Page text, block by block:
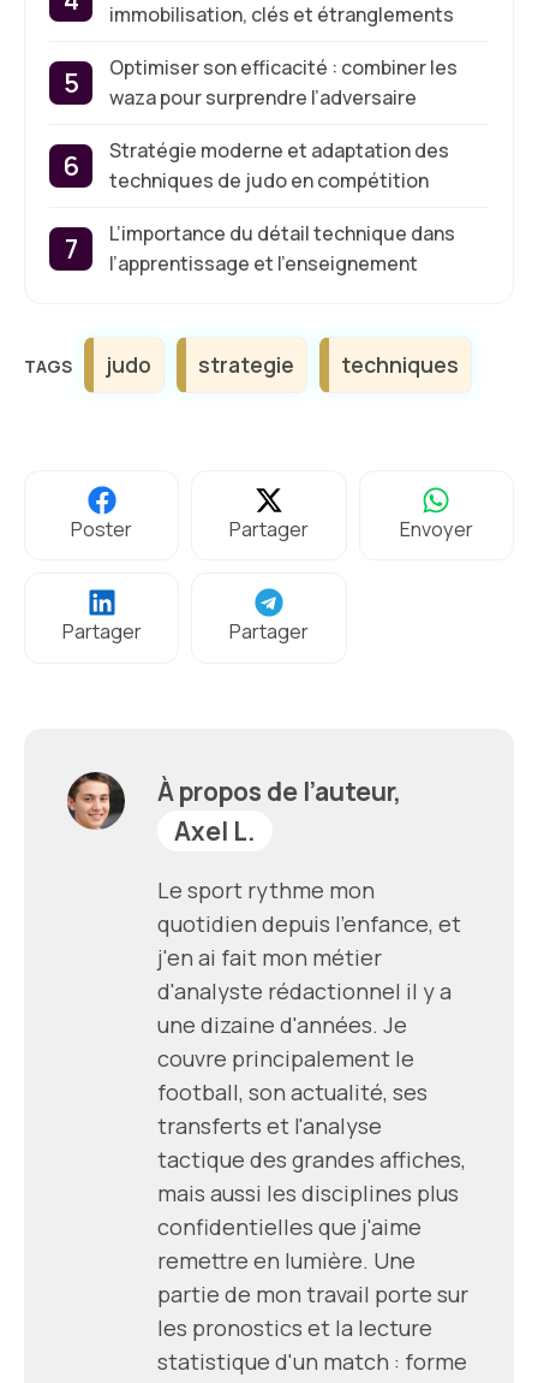
immobilisation, clés et étranglements
Optimiser son efficacité : combiner les
waza pour surprendre l’adversaire
Stratégie moderne et adaptation des
techniques de judo en compétition
L’importance du détail technique dans
l’apprentissage et l’enseignement
Étiquettes
judo strategie techniques
Poster Partager Envoyer
Partager Partager
À propos de l’auteur,
Axel L.
Le sport rythme mon
quotidien depuis l'enfance, et
j'en ai fait mon métier
d'analyste rédactionnel il y a
une dizaine d'années. Je
couvre principalement le
football, son actualité, ses
transferts et l'analyse
tactique des grandes affiches,
mais aussi les disciplines plus
confidentielles que j'aime
remettre en lumière. Une
partie de mon travail porte sur
les pronostics et la lecture
statistique d'un match : forme